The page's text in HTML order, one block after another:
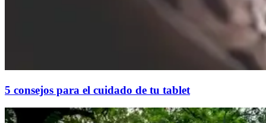
5 consejos para el cuidado de tu tablet